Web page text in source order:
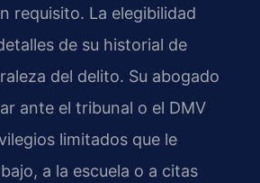
requisito. La elegibilidad
de su historial de
del delito. Su abogado
ante el tribunal o el DMV
limitados que le
a la escuela o a citas